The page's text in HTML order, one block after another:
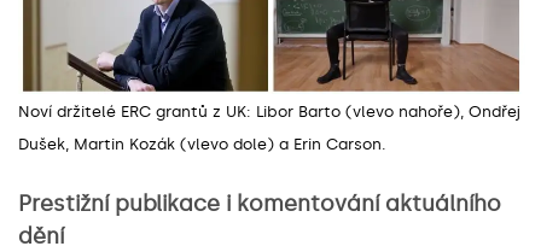
Noví držitelé ERC grantů z UK: Libor Barto (vlevo nahoře), Ondřej
Dušek, Martin Kozák (vlevo dole) a Erin Carson.
Prestižní publikace i komentování aktuálního
dění